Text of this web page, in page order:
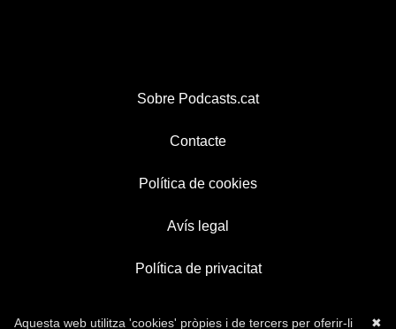
Sobre Podcasts.cat
Contacte
Política de cookies
Avís legal
Política de privacitat
✖
Aquesta web utilitza 'cookies' pròpies i de tercers per oferir-li